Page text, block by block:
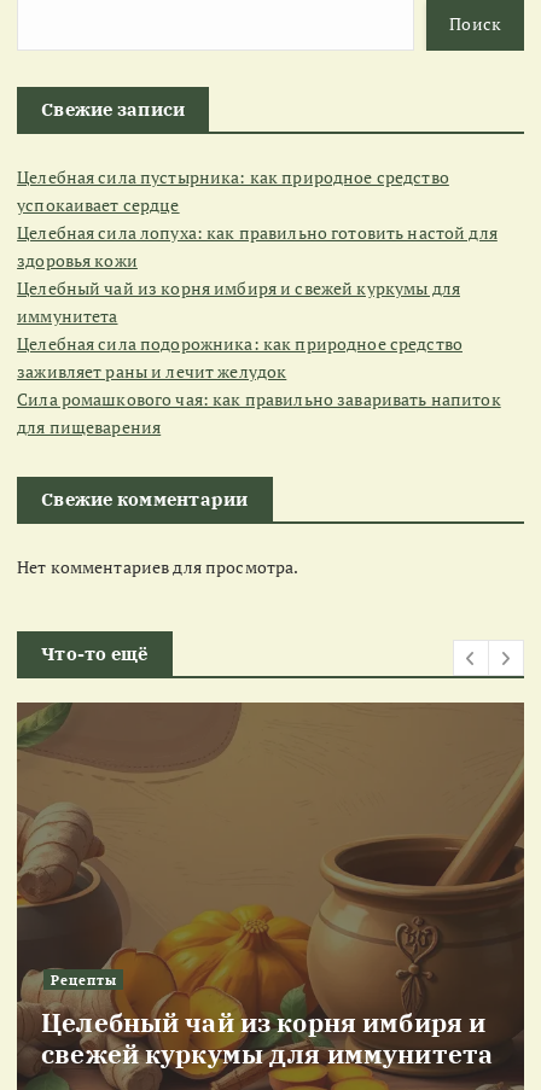
Поиск
Свежие записи
Целебная сила пустырника: как природное средство
успокаивает сердце
Целебная сила лопуха: как правильно готовить настой для
здоровья кожи
Целебный чай из корня имбиря и свежей куркумы для
иммунитета
Целебная сила подорожника: как природное средство
заживляет раны и лечит желудок
Сила ромашкового чая: как правильно заваривать напиток
для пищеварения
Свежие комментарии
Нет комментариев для просмотра.
Что-то ещё
Рецепты
Целебный чай из корня имбиря и
свежей куркумы для иммунитета